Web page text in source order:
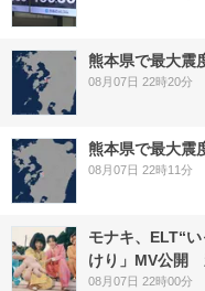
熊本県で最大
08月07日 22時20分
熊本県で最大
08月07日 22時11分
モナキ、ELT“
けり」MV公開
08月07日 22時00分